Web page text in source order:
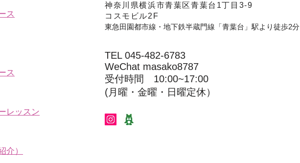
ス
ス
レッスン
介）
神奈川県横浜市青葉区青葉台1丁目3-9
コスモビル2F
東急田園都市線・地下鉄半蔵門線「青葉台」駅より徒歩2分
TEL 045-482-6783
WeChat masako8787
受付時間 10:00~17:00​​​
(​月曜・金曜・日曜定休）